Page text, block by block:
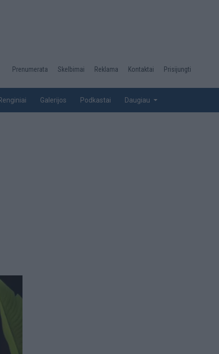
Desktop
top
Prenumerata Skelbimai Reklama Kontaktai Prisijungti
Galerijos Podkastai Daugiau